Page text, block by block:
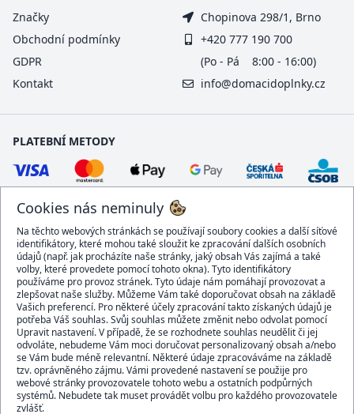
Cookies nás neminuly
Na těchto webových stránkách se používají soubory cookies a další síťové
identifikátory, které mohou také sloužit ke zpracování dalších osobních
údajů (např. jak procházíte naše stránky, jaký obsah Vás zajímá a také
volby, které provedete pomocí tohoto okna). Tyto identifikátory
používáme pro provoz stránek. Tyto údaje nám pomáhají provozovat a
zlepšovat naše služby. Můžeme Vám také doporučovat obsah na základě
Vašich preferencí. Pro některé účely zpracování takto získaných údajů je
potřeba Váš souhlas. Svůj souhlas můžete změnit nebo odvolat pomocí
Upravit nastavení. V případě, že se rozhodnete souhlas neudělit či jej
odvoláte, nebudeme Vám moci doručovat personalizovaný obsah a/nebo
se Vám bude méně relevantní. Některé údaje zpracováváme na základě
tzv. oprávněného zájmu. Vámi provedené nastavení se použije pro
webové stránky provozovatele tohoto webu a ostatních podpůrných
systémů. Nebudete tak muset provádět volbu pro každého provozovatele
zvlášť.
Značky
Obchodní podmínky
GDPR
Kontakt
Chopinova 298/1, Brno
+420 777 190 700
(Po - Pá 8:00 - 16:00)
info@domacidoplnky.cz
PLATEBNÍ METODY
DOPRAVCI
BEZPEČNÝ OBCHOD